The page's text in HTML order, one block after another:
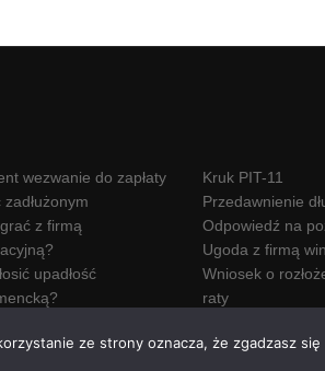
wezwanie do zapłaty
zadłużonym
z firmą
upadłość
Kruk PIT-11
Przedawnienie
Odpowiedź na
Ugoda z firmą
Wniosek o
raty
ze strony oznacza, że zgadzasz